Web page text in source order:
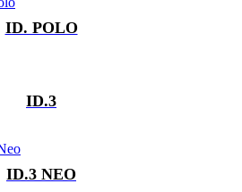
ID. POLO
ID.3
ID.3 NEO